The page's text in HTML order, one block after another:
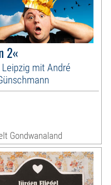
2«
mit André
Gondwanaland